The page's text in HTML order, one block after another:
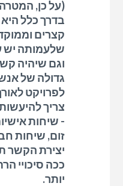
(על כן,
בדרך כלל
קצרים
שלעמותה יש
וגם שיהיה
גדולה של
לפרויקט
צריך
- שיחות
זום, שיחות
יצירת הקשר
ככה סיכויי
יותר.